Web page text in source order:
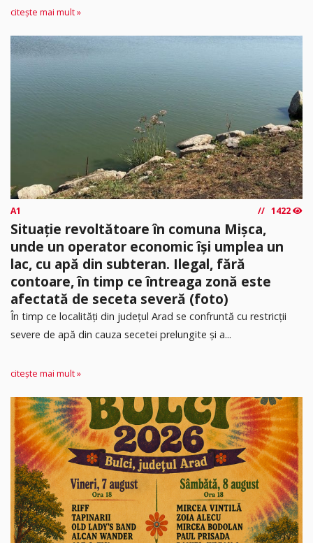
citește mai mult »
A1 1422
Situație revoltătoare în comuna Mișca,
unde un operator economic își umplea un
lac, cu apă din subteran. Ilegal, fără
contoare, în timp ce întreaga zonă este
afectată de seceta severă (foto)
În timp ce localități din județul Arad se confruntă cu restricții
severe de apă din cauza secetei prelungite și a...
citește mai mult »